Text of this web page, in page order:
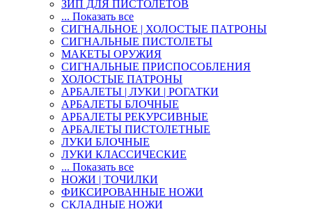
ЗИП ДЛЯ ПИСТОЛЕТОВ
... Показать все
СИГНАЛЬНОЕ | ХОЛОСТЫЕ ПАТРОНЫ
СИГНАЛЬНЫЕ ПИСТОЛЕТЫ
МАКЕТЫ ОРУЖИЯ
СИГНАЛЬНЫЕ ПРИСПОСОБЛЕНИЯ
ХОЛОСТЫЕ ПАТРОНЫ
АРБАЛЕТЫ | ЛУКИ | РОГАТКИ
АРБАЛЕТЫ БЛОЧНЫЕ
АРБАЛЕТЫ РЕКУРСИВНЫЕ
АРБАЛЕТЫ ПИСТОЛЕТНЫЕ
ЛУКИ БЛОЧНЫЕ
ЛУКИ КЛАССИЧЕСКИЕ
... Показать все
НОЖИ | ТОЧИЛКИ
ФИКСИРОВАННЫЕ НОЖИ
СКЛАДНЫЕ НОЖИ